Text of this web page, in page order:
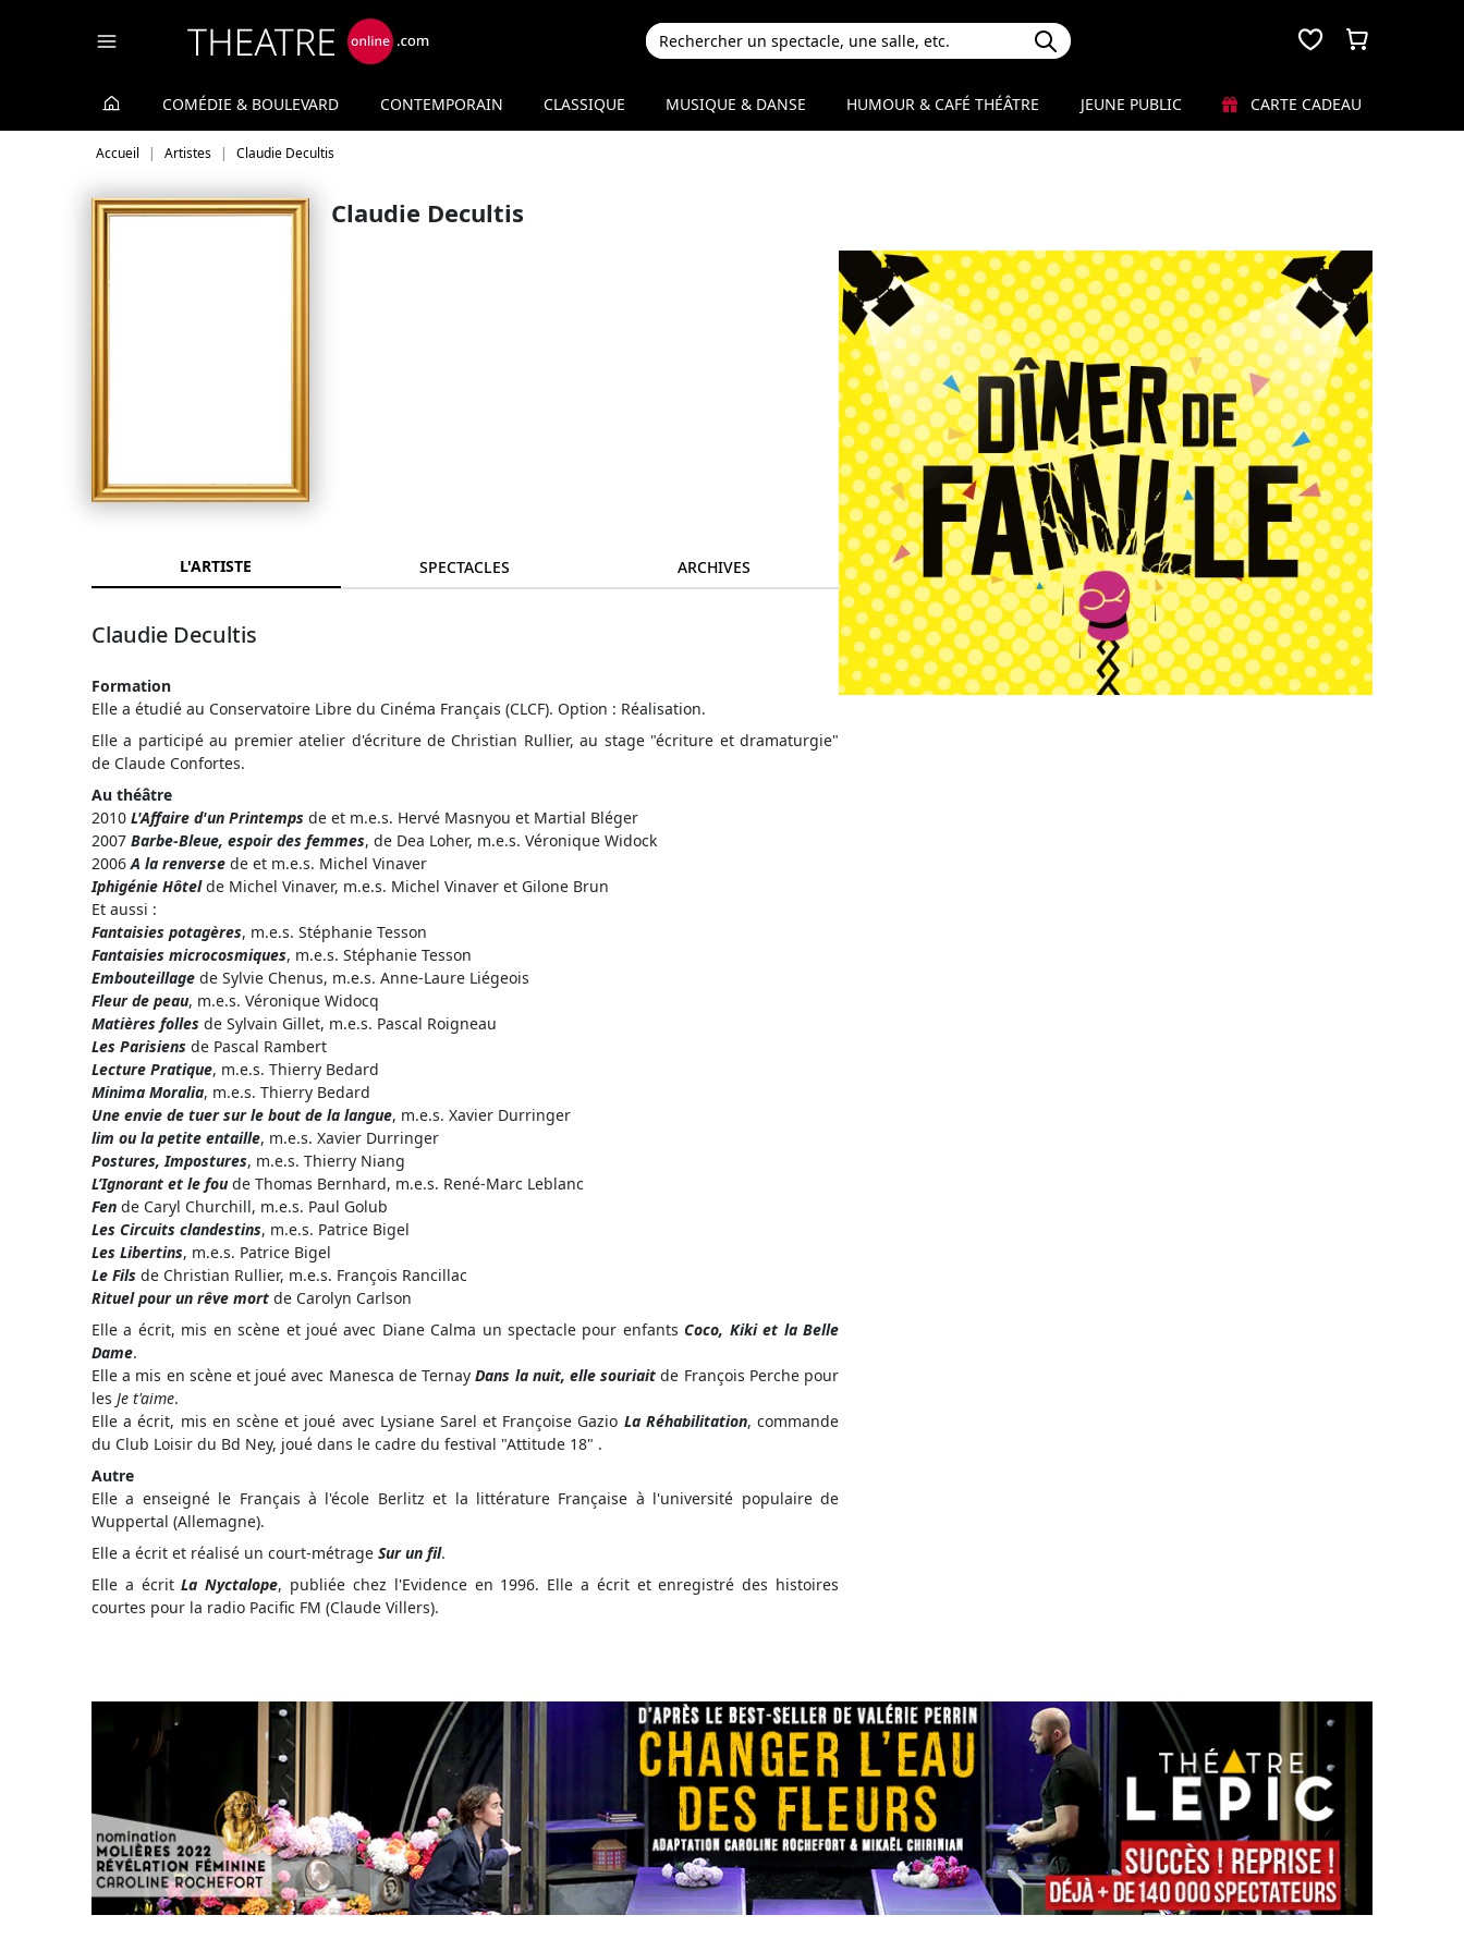
COMÉDIE & BOULEVARD CONTEMPORAIN CLASSIQUE MUSIQUE & DANSE HUMOUR & CAFÉ THÉÂTRE JEUNE PUBLIC CARTE CADEAU
Accueil Artistes Claudie Decultis
Claudie Decultis
L'ARTISTE SPECTACLES ARCHIVES
Claudie Decultis
Formation
Elle a étudié au Conservatoire Libre du Cinéma Français (CLCF). Option : Réalisation.
Elle a participé au premier atelier d'écriture de Christian Rullier, au stage "écriture et dramaturgie"
de Claude Confortes.
Au théâtre
2010 L'Affaire d'un Printemps de et m.e.s. Hervé Masnyou et Martial Bléger
2007 Barbe-Bleue, espoir des femmes, de Dea Loher, m.e.s. Véronique Widock
2006A la renverse de et m.e.s. Michel Vinaver
Iphigénie Hôtelde Michel Vinaver, m.e.s. Michel Vinaver et Gilone Brun
Et aussi :
Fantaisies potagères, m.e.s. Stéphanie Tesson
Fantaisies microcosmiques, m.e.s. Stéphanie Tesson
Embouteillage de Sylvie Chenus, m.e.s. Anne-Laure Liégeois
Fleur de peau, m.e.s. Véronique Widocq
Matières folles de Sylvain Gillet, m.e.s. Pascal Roigneau
Les Parisiens de Pascal Rambert
Lecture Pratique, m.e.s. Thierry Bedard
Minima Moralia, m.e.s. Thierry Bedard
Une envie de tuer sur le bout de la langue, m.e.s. Xavier Durringer
lim ou la petite entaille, m.e.s. Xavier Durringer
Postures, Impostures, m.e.s. Thierry Niang
L’Ignorant et le foude Thomas Bernhard, m.e.s. René-Marc Leblanc
Fen de Caryl Churchill, m.e.s. Paul Golub
Les Circuits clandestins, m.e.s. Patrice Bigel
Les Libertins, m.e.s. Patrice Bigel
Le Fils de Christian Rullier, m.e.s. François Rancillac
Rituel pour un rêve mort de Carolyn Carlson
Elle a écrit, mis en scène et joué avec Diane Calma un spectacle pour enfants Coco, Kiki et la Belle
Dame.
Elle a mis en scène et joué avec Manesca de TernayDans la nuit, elle souriait de François Perche pour
les Je t'aime.
Elle a écrit, mis en scène et joué avec Lysiane Sarel et Françoise Gazio La Réhabilitation, commande
du Club Loisir du Bd Ney, joué dans le cadre du festival "Attitude 18" .
Autre
Elle a enseigné le Français à l'école Berlitz et la littérature Française à l'université populaire de
Wuppertal (Allemagne).
Elle a écrit et réalisé un court-métrage Sur un fil.
Elle a écritLa Nyctalope, publiée chez l'Evidence en 1996. Elle a écrit et enregistré des histoires
courtes pour la radio Pacific FM (Claude Villers).